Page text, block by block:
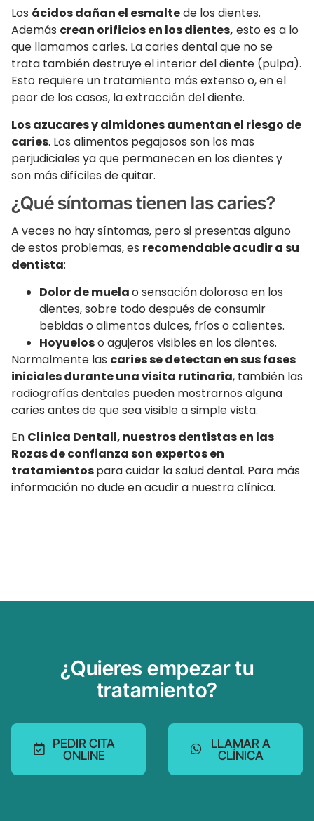
Los ácidos dañan el esmaltede los dientes.
Además crean orificios en los dientes, esto es a lo
que llamamos caries. La caries dental que no se
trata también destruye el interior del diente (pulpa).
Esto requiere un tratamiento más extenso o, en el
peor de los casos, la extracción del diente.
Los azucares y almidones aumentan el riesgo de
caries. Los alimentos pegajosos son los mas
perjudiciales ya que permanecen en los dientes y
son más difíciles de quitar.
¿Qué síntomas tienen las caries?
A veces no hay síntomas, pero si presentas alguno
de estos problemas, es recomendable acudir a su
dentista:
Dolor de muelao sensación dolorosa en los
dientes, sobre todo después de consumir
bebidas o alimentos dulces, fríos o calientes.
Hoyueloso agujeros visibles en los dientes.
Normalmente las caries se detectan en sus fases
iniciales durante una visita rutinaria, también las
radiografías dentales pueden mostrarnos alguna
caries antes de que sea visible a simple vista.
En Clínica Dentall, nuestros dentistas en las
Rozas de confianza son expertos en
tratamientospara cuidar la salud dental. Para más
información no dude en acudir a nuestra clínica.
¿Quieres empezar tu
tratamiento?
PEDIR CITA
ONLINE
LLAMAR A
CLÍNICA